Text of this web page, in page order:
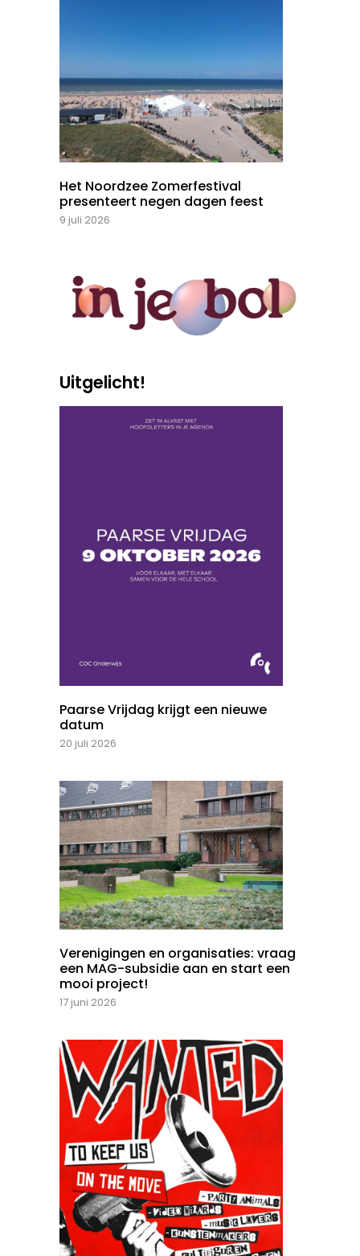
Het Noordzee Zomerfestival
presenteert negen dagen feest
9 juli 2026
Uitgelicht!
Paarse Vrijdag krijgt een nieuwe
datum
20 juli 2026
Verenigingen en organisaties: vraag
een MAG-subsidie aan en start een
mooi project!
17 juni 2026